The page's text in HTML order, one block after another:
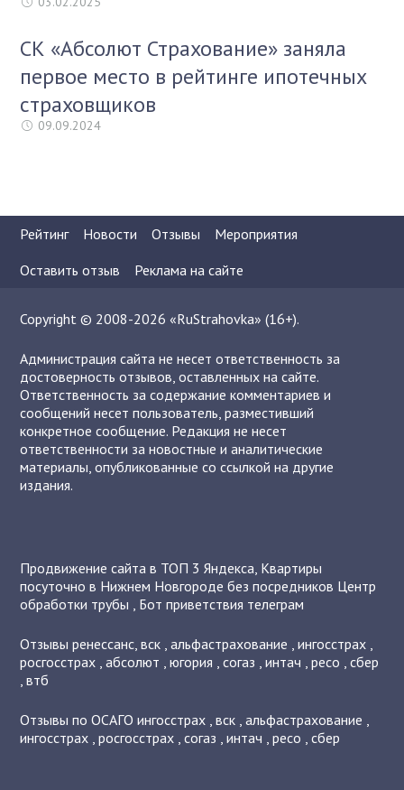
СК «Абсолют Страхование» заняла
первое место в рейтинге ипотечных
страховщиков
09.09.2024
Рейтинг Новости Отзывы
Мероприятия
Оставить отзыв
Реклама на сайте
Copyright © 2008-2026 «RuStrahovka» (16+).
Администрация сайта не несет ответственность за
достоверность отзывов, оставленных на сайте.
Ответственность за содержание комментариев и
сообщений несет пользователь, разместивший
конкретное сообщение. Редакция не несет
ответственности за новостные и аналитические
материалы, опубликованные со ссылкой на другие
издания.
Продвижение сайта в ТОП 3 Яндекса, Квартиры
посуточно в Нижнем Новгороде без посредников Центр
обработки трубы , Бот приветствия телеграм
Отзывыренессанс,вск ,альфастрахование ,ингосстрах ,
росгосстрах ,абсолют ,югория ,согаз ,интач ,ресо ,сбер
,втб
Отзывы по ОСАГОингосстрах ,вск ,альфастрахование ,
ингосстрах ,росгосстрах ,согаз ,интач ,ресо ,сбер